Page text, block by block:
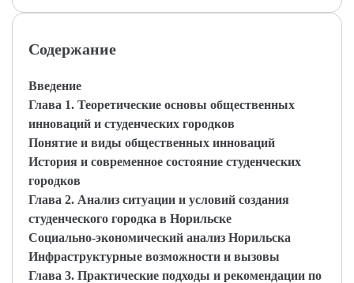
Содержание
Введение
Глава 1. Теоретические основы общественных
инноваций и студенческих городков
Понятие и виды общественных инноваций
История и современное состояние студенческих
городков
Глава 2. Анализ ситуации и условий создания
студенческого городка в Норильске
Социально-экономический анализ Норильска
Инфраструктурные возможности и вызовы
Глава 3. Практические подходы и рекомендации по